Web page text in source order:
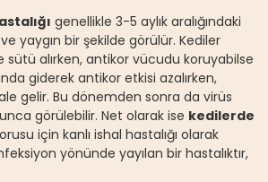
genellikle 3-5 aylık aralığındaki
yaygın bir şekilde görülür. Kediler
sütü alırken, antikor vücudu koruyabilse
giderek antikor etkisi azalırken,
gelir. Bu dönemden sonra da virüs
görülebilir. Net olarak ise kedilerde
için kanlı ishal hastalığı olarak
yönünde yayılan bir hastalıktır,